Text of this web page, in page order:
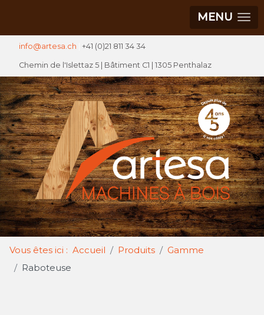
MENU
info@artesa.ch +41 (0)21 811 34 34
Chemin de l'Islettaz 5 | Bâtiment C1 | 1305 Penthalaz
Vous êtes ici : Accueil Produits
Gamme
Raboteuse